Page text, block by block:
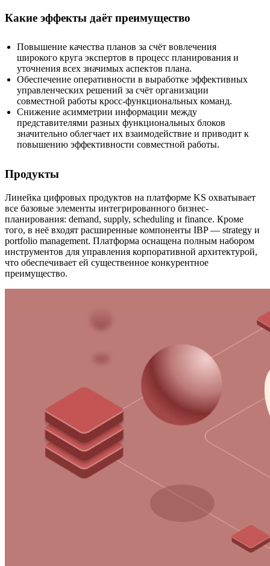
Какие эффекты даёт преимущество
Повышение качества планов за счёт вовлечения
широкого круга экспертов в процесс планирования и
уточнения всех значимых аспектов плана.
Обеспечение оперативности в выработке эффективных
управленческих решений за счёт организации
совместной работы кросс-функциональных команд.
Снижение асимметрии информации между
представителями разных функциональных блоков
значительно облегчает их взаимодействие и приводит к
повышению эффективности совместной работы.
Продукты
Линейка цифровых продуктов на платформе KS охватывает
все базовые элементы интегрированного бизнес-
планирования: demand, supply, scheduling и finance. Кроме
того, в неё входят расширенные компоненты IBP — strategy и
portfolio management. Платформа оснащена полным набором
инструментов для управления корпоративной архитектурой,
что обеспечивает ей существенное конкурентное
преимущество.